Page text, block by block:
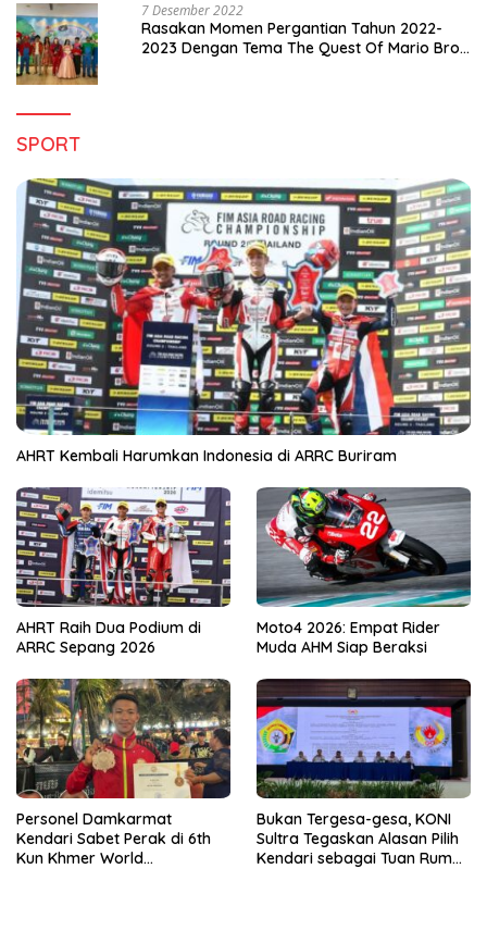
7 Desember 2022
Rasakan Momen Pergantian Tahun 2022-
2023 Dengan Tema The Quest Of Mario Bros
SPORT
AHRT Kembali Harumkan Indonesia di ARRC Buriram
AHRT Raih Dua Podium di
ARRC Sepang 2026
Moto4 2026: Empat Rider
Muda AHM Siap Beraksi
Personel Damkarmat
Kendari Sabet Perak di 6th
Kun Khmer World
Bukan Tergesa-gesa, KONI
Sultra Tegaskan Alasan Pilih
Kendari sebagai Tuan Rumah